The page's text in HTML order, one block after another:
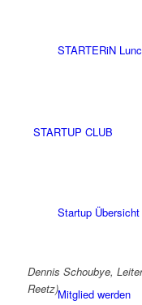
STARTERiN
STARTUP CLUB
Startup Übersicht
Mitglied werden
Dennis Schoubye,
Reetz)